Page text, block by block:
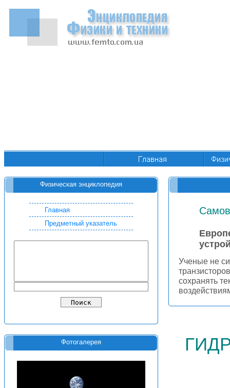
Физическая энциклопедия
Главная
Предметный указатель
Фотогалерея
Ученые не
сохранять